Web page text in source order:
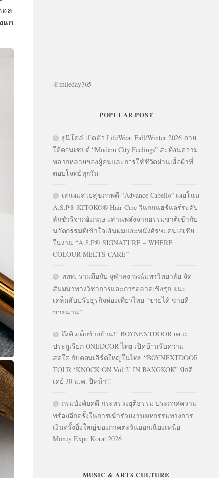
อล
แก
@mileday365
POPULAR POST
ยูนิโคล่ เปิดตัว LifeWear Fall/Winter 2026 ภาย
ใต้คอนเซปต์ “Modern City Feelings” สะท้อนความ
หลากหลายของผู้คนและการใช้ชีวิตผ่านเสื้อผ้าที่
ตอบโจทย์ทุกวัน
เสกผมสวยสุขภาพดี “Advance Cabello” เผยโฉม
A.S.P® KITOKO® Hair Care วีแกนแฮร์แคร์ระดับ
ลักชัวรีจากอังกฤษ ผสานพลังจากธรรมชาติเข้ากับ
นวัตกรรมที่เข้าใจเส้นผมและหนังศีรษะคนเอเชีย
ในงาน “A.S.P® SIGNATURE – WHERE
COLOUR MEETS CARE”
ททท. ร่วมมือกับ จุฬาลงกรณ์มหาวิทยาลัย จัด
สัมมนาทางวิชาการและการตลาดเชิงรุก แนะ
เคล็ดลับปรับธุรกิจท่องเที่ยวไทย “ขายได้ ขายดี
ขายนาน”
ถึงคิวเด็กข้างบ้าน!! BOYNEXTDOOR เคาะ
ประตูเรียก ONEDOOR ไทย เปิดบ้านรับความ
สดใส กับคอนเสิร์ตใหญ่ในไทย “BOYNEXTDOOR
TOUR ‘KNOCK ON Vol.2’ IN BANGKOK” ปักดี
เดย์ 30 ม.ค. ปีหน้า!!
กรมบังคับคดี กระทรวงยุติธรรม ประกาศความ
พร้อมอีกครั้งในการเข้าร่วมงานมหกรรมทางการ
เงินครั้งยิ่งใหญ่ของภาคตะวันออกเฉียงเหนือ
Money Expo Korat 2026
MUSIC & ARTS CULTURE